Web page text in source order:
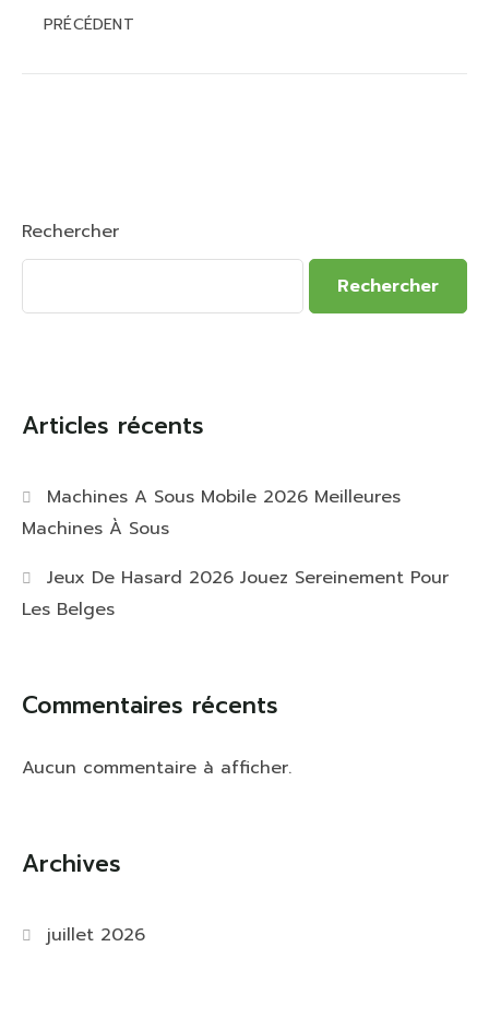
PRÉCÉDENT
Rechercher
Rechercher
Articles récents
Machines A Sous Mobile 2026 Meilleures
Machines À Sous
Jeux De Hasard 2026 Jouez Sereinement Pour
Les Belges
Commentaires récents
Aucun commentaire à afficher.
Archives
juillet 2026